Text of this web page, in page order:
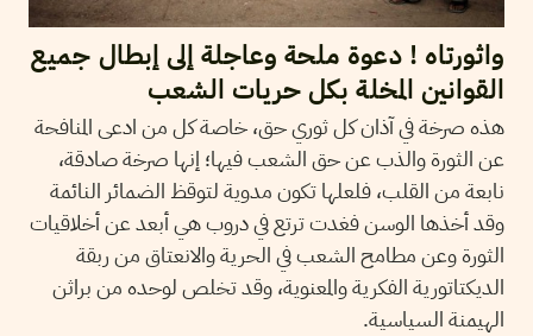
واثورتاه ! دعوة ملحة وعاجلة إلى إبطال جميع
القوانين المخلة بكل حريات الشعب
هذه صرخة في آذان كل ثوري حق، خاصة كل من ادعى المنافحة
عن الثورة والذب عن حق الشعب فيها؛ إنها صرخة صادقة،
نابعة من القلب، فلعلها تكون مدوية لتوقظ الضمائر النائمة
وقد أخذها الوسن فغدت ترتع في دروب هي أبعد عن أخلاقيات
الثورة وعن مطامح الشعب في الحرية والانعتاق من ربقة
الديكتاتورية الفكرية والمعنوية، وقد تخلص لوحده من براثن
الهيمنة السياسية.